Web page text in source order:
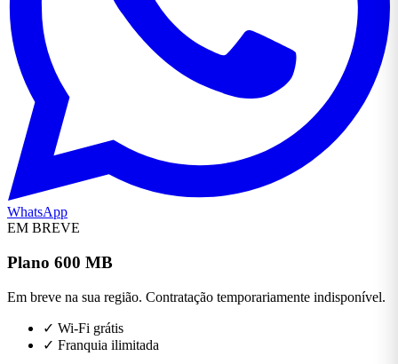
WhatsApp
EM BREVE
Plano 600 MB
Em breve na sua região. Contratação temporariamente indisponível.
✓ Wi-Fi grátis
✓ Franquia ilimitada